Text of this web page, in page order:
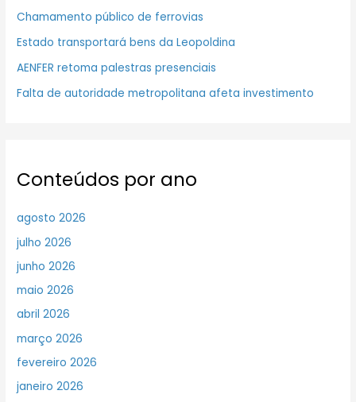
Chamamento público de ferrovias
Estado transportará bens da Leopoldina
AENFER retoma palestras presenciais
Falta de autoridade metropolitana afeta investimento
Conteúdos por ano
agosto 2026
julho 2026
junho 2026
maio 2026
abril 2026
março 2026
fevereiro 2026
janeiro 2026